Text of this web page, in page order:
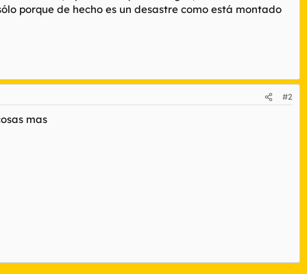
porque de hecho es un desastre como está montado
#2
mas